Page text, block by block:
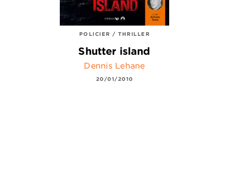
POLICIER / THRILLER
Shutter island
Dennis Lehane
20/01/2010